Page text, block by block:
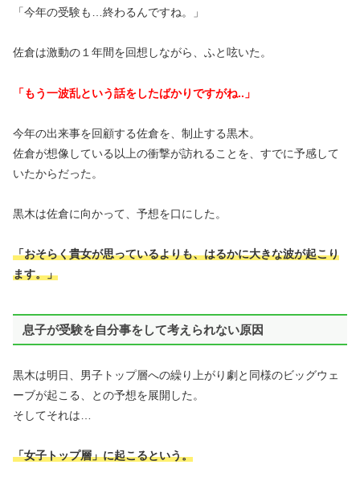
「今年の受験も…終わるんですね。」
佐倉は激動の１年間を回想しながら、ふと呟いた。
「もう一波乱という話をしたばかりですがね..」
今年の出来事を回顧する佐倉を、制止する黒木。
佐倉が想像している以上の衝撃が訪れることを、すでに予感して
いたからだった。
黒木は佐倉に向かって、予想を口にした。
「おそらく貴女が思っているよりも、はるかに大きな波が起こり
ます。」
息子が受験を自分事をして考えられない原因
黒木は明日、男子トップ層への繰り上がり劇と同様のビッグウェ
ーブが起こる、との予想を展開した。
そしてそれは…
「女子トップ層」に起こるという。